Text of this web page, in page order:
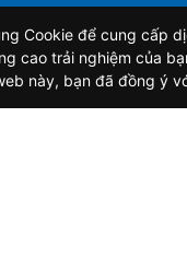
Đức Thuận
báo chí điện tử số
thông cấp ngày 21/2/
Cookie để cung cấp
cao trải nghiệm của
này, bạn đã đồng ý